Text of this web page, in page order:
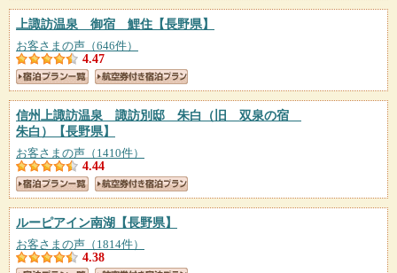
上諏訪温泉 御宿 鯉住 【長野県】
お客さまの声（646件）
4.47
信州上諏訪温泉 諏訪別邸 朱白（旧 双泉の宿
朱白）
【長野県】
お客さまの声（1410件）
4.44
ルーピアイン南湖 【長野県】
お客さまの声（1814件）
4.38